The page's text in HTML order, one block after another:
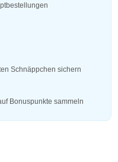
Schnäppchen sichern
Bonuspunkte sammeln